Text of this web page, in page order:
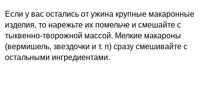
Если у вас остались от ужина крупные макаронные
изделия, то нарежьте их помельче и смешайте с
тыквенно-творожной массой. Мелкие макароны
(вермишель, звездочки и т. п) сразу смешивайте с
остальными ингредиентами.